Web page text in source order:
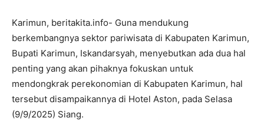
Karimun, beritakita.info- Guna mendukung
berkembangnya sektor pariwisata di Kabupaten Karimun,
Bupati Karimun, Iskandarsyah, menyebutkan ada dua hal
penting yang akan pihaknya fokuskan untuk
mendongkrak perekonomian di Kabupaten Karimun, hal
tersebut disampaikannya di Hotel Aston, pada Selasa
(9/9/2025) Siang.